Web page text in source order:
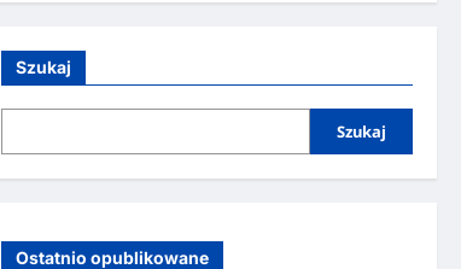
Szukaj
Szukaj
Ostatnio opublikowane